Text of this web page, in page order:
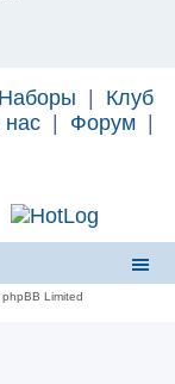
Наборы
Клуб
Форум
Limited